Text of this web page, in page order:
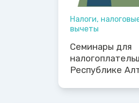
Налоги,
вычеты
Семинары для
Республике